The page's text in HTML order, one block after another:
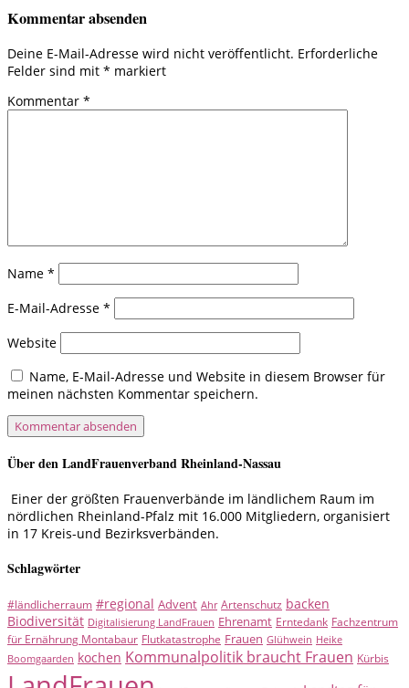
Kommentar absenden
Deine E-Mail-Adresse wird nicht veröffentlicht. Erforderliche
Felder sind mit * markiert
Kommentar *
Name *
E-Mail-Adresse *
Website
Name, E-Mail-Adresse und Website in diesem Browser für
meinen nächsten Kommentar speichern.
Über den LandFrauenverband Rheinland-Nassau
Einer der größten Frauenverbände im ländlichem Raum im
nördlichen Rheinland-Pfalz mit 16.000 Mitgliedern, organisiert
in 17 Kreis-und Bezirksverbänden.
Schlagwörter
#ländlicherraum #regional Advent Ahr Artenschutz backen
Biodiversität Digitalisierung LandFrauen Ehrenamt Erntedank Fachzentrum
für Ernährung Montabaur Flutkatastrophe Frauen Glühwein Heike
Boomgaarden kochen Kommunalpolitik braucht Frauen Kürbis